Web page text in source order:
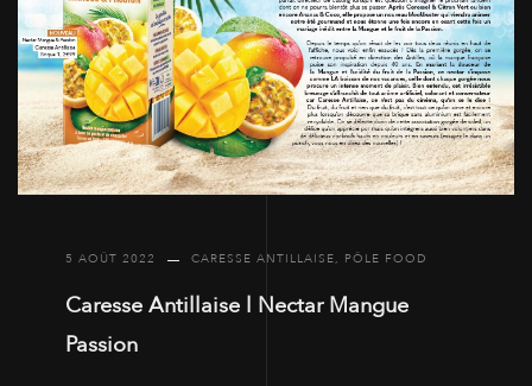
5 AOÛT 2022 CARESSE ANTILLAISE, PÔLE FOOD
Caresse Antillaise l Nectar Mangue
Passion